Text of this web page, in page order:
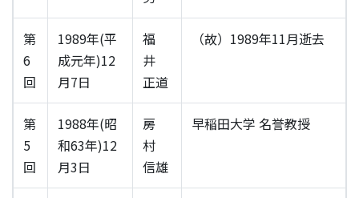
第
6
回
1989年(平
成元年)12
月7日
福
井
正道
（故）1989年11月逝去
第
5
回
1988年(昭
和63年)12
月3日
房
村
信雄
早稲田大学 名誉教授